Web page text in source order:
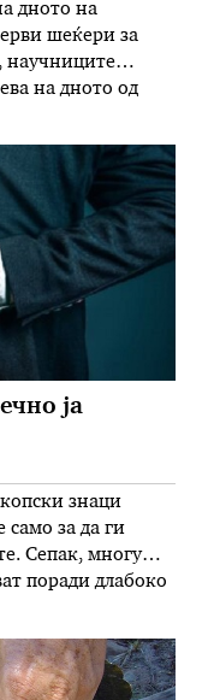
дното на
шеќери за
научниците
на дното од
на сахароза, а
на морското дно,
ја
знаци
само за да ги
Сепак, многу
поради длабоко
дека никој
се способни …